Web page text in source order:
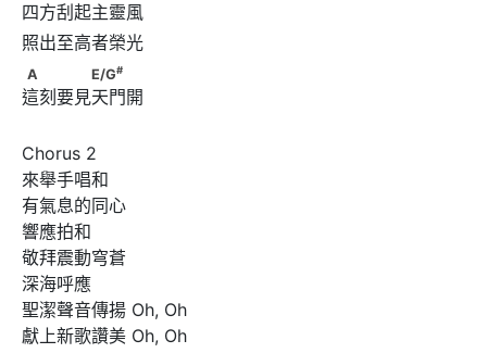
四方刮起主靈風
A　　　　E/G
A E/G#
這刻要見天門開
Chorus 2
來舉手唱和
有氣息的同心
響應拍和
敬拜震動穹蒼
深海呼應
聖潔聲音傳揚 Oh, Oh
獻上新歌讚美 Oh, Oh